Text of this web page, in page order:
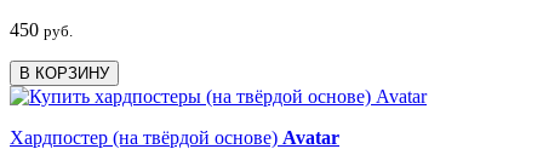
450 руб.
В КОРЗИНУ
Хардпостер (на твёрдой основе) Avatar